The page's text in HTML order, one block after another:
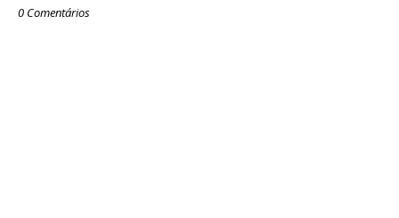
0 Comentários